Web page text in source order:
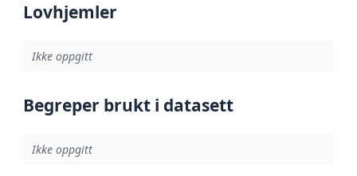
Lovhjemler
Ikke oppgitt
Begreper brukt i datasett
Ikke oppgitt